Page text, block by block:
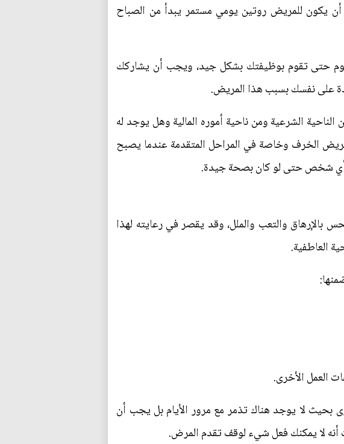
للمريض روتين يومي مستمر يبدأ من الصباح
حتى تقوم بوظيفتك بشكل جيد، ويجب أن يشاركك
على نفسك بسبب هذا المريض.
الشرعية ومن ناحية أموره المالية وهل يوجد له
الخرف وخاصة في المراحل المتقدمة عندما يصبح
أي شخص حتى لو كان بصحة جيدة.
والتعب والملل، وقد يقصر في رعايته لهذا
العاطفية.
العمل الأخرى.
لا يوجد هناك تذمر مع مرور الأيام بل يجب أن
أنه لا يمكنك فعل شيء لوقف تقدم المرض.